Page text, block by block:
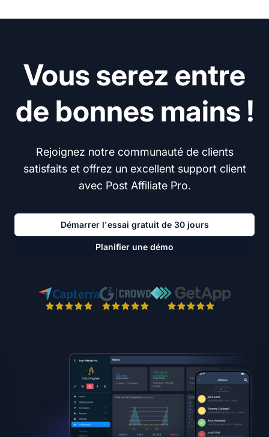
Vous serez entre
de bonnes mains !
Rejoignez notre communauté de clients
satisfaits et offrez un excellent support client
avec Post Affiliate Pro.
Démarrer l'essai gratuit de 30 jours
Planifier une démo